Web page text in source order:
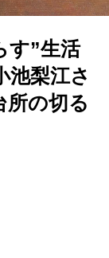
す”生活
池梨江さ
所の切る